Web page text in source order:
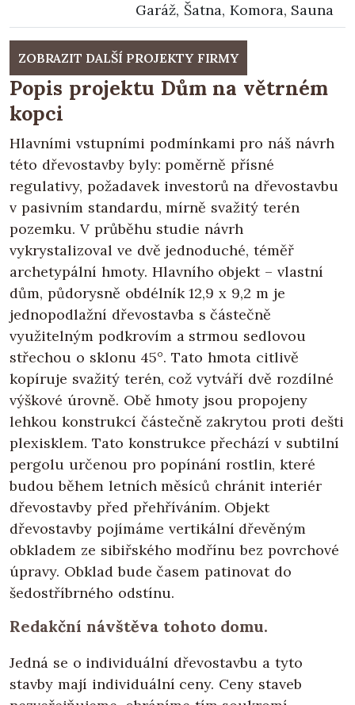
Garáž, Šatna, Komora, Sauna
ZOBRAZIT DALŠÍ PROJEKTY FIRMY
Popis projektu Dům na větrném
kopci
Hlavními vstupními podmínkami pro náš návrh
této dřevostavby byly: poměrně přísné
regulativy, požadavek investorů na dřevostavbu
v pasivním standardu, mírně svažitý terén
pozemku. V průběhu studie návrh
vykrystalizoval ve dvě jednoduché, téměř
archetypální hmoty. Hlavního objekt – vlastní
dům, půdorysně obdélník 12,9 x 9,2 m je
jednopodlažní dřevostavba s částečně
využitelným podkrovím a strmou sedlovou
střechou o sklonu 45°. Tato hmota citlivě
kopíruje svažitý terén, což vytváří dvě rozdílné
výškové úrovně. Obě hmoty jsou propojeny
lehkou konstrukcí částečně zakrytou proti dešti
plexisklem. Tato konstrukce přechází v subtilní
pergolu určenou pro popínání rostlin, které
budou během letních měsíců chránit interiér
dřevostavby před přehříváním. Objekt
dřevostavby pojímáme vertikální dřevěným
obkladem ze sibiřského modřínu bez povrchové
úpravy. Obklad bude časem patinovat do
šedostříbrného odstínu.
Redakční návštěva tohoto domu.
Jedná se o individuální dřevostavbu a tyto
stavby mají individuální ceny. Ceny staveb